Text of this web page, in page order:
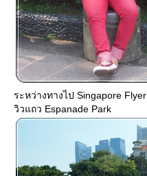
ระหว่างทางไป Singapore Flyer
วิวแถว Espanade Park